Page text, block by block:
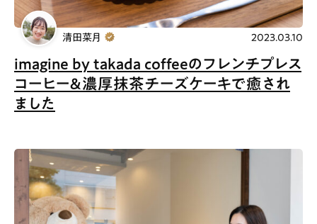
imagine by takada coffeeのフレンチプレス
コーヒー＆濃厚抹茶チーズケーキで癒され
ました
清田菜月 2023.03.10